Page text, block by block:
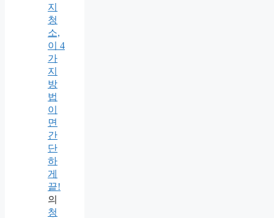
지
청
소,
이 4
가
지
방
법
이
면
간
단
하
게
끝!
의
청